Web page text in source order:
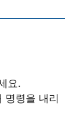
요.
명령을 내리